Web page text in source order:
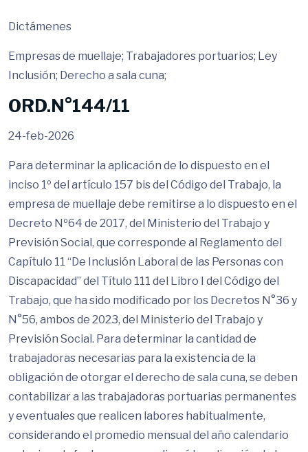
Dictámenes
Empresas de muellaje; Trabajadores portuarios; Ley
Inclusión; Derecho a sala cuna;
ORD.N°144/11
24-feb-2026
Para determinar la aplicación de lo dispuesto en el
inciso 1º del artículo 157 bis del Código del Trabajo, la
empresa de muellaje debe remitirse a lo dispuesto en el
Decreto Nº64 de 2017, del Ministerio del Trabajo y
Previsión Social, que corresponde al Reglamento del
Capítulo 11 “De Inclusión Laboral de las Personas con
Discapacidad” del Título 111 del Libro I del Código del
Trabajo, que ha sido modificado por los Decretos N°36 y
N°56, ambos de 2023, del Ministerio del Trabajo y
Previsión Social. Para determinar la cantidad de
trabajadoras necesarias para la existencia de la
obligación de otorgar el derecho de sala cuna, se deben
contabilizar a las trabajadoras portuarias permanentes
y eventuales que realicen labores habitualmente,
considerando el promedio mensual del año calendario